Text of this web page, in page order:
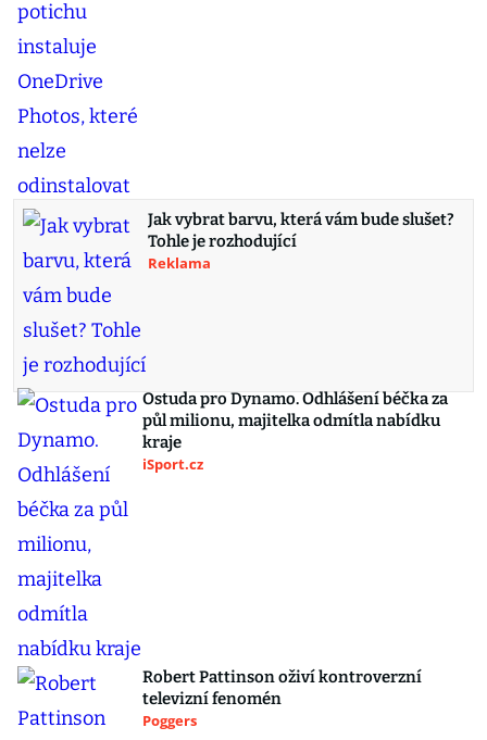
Jak vybrat barvu, která vám bude slušet?
Tohle je rozhodující
Reklama
Ostuda pro Dynamo. Odhlášení béčka za
půl milionu, majitelka odmítla nabídku
kraje
iSport.cz
Robert Pattinson oživí kontroverzní
televizní fenomén
Poggers